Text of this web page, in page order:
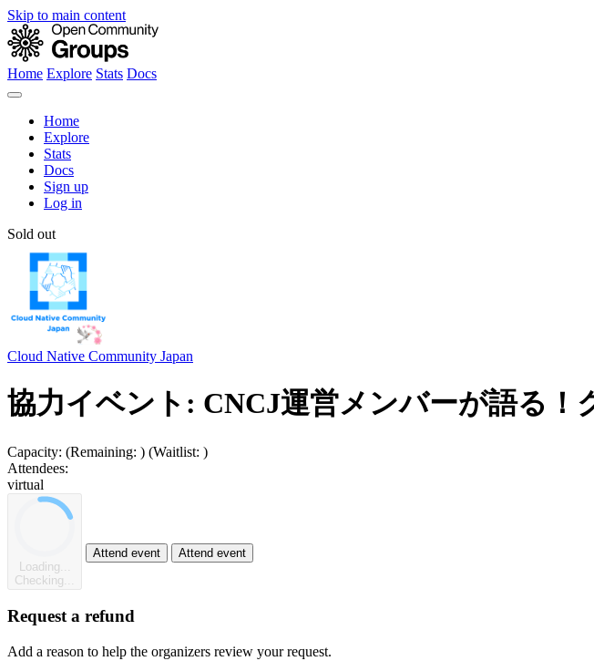
Skip to main content
Home Explore Stats Docs
Home
Explore
Stats
Docs
Sign up
Log in
Sold out
Cloud Native Community Japan
協力イベント: CNCJ運営メンバーが語る
Capacity: (Remaining: ) (Waitlist: )
Attendees:
virtual
Loading...
Checking...
Attend event Attend event
Request a refund
Add a reason to help the organizers review your request.